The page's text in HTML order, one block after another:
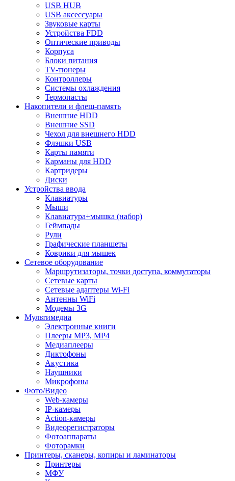
USB HUB
USB аксессуары
Звуковые карты
Устройства FDD
Оптические приводы
Корпуса
Блоки питания
TV-тюнеры
Контроллеры
Системы охлаждения
Термопасты
Накопители и флеш-память
Внешние HDD
Внешние SSD
Чехол для внешнего HDD
Флэшки USB
Карты памяти
Карманы для HDD
Картридеры
Диски
Устройства ввода
Клавиатуры
Мыши
Клавиатура+мышка (набор)
Геймпады
Рули
Графические планшеты
Коврики для мышек
Сетевое оборудование
Маршрутизаторы, точки доступа, коммутаторы
Сетевые карты
Сетевые адаптеры Wi-Fi
Антенны WiFi
Модемы 3G
Мультимедиа
Электронные книги
Плееры MP3, MP4
Медиаплееры
Диктофоны
Акустика
Наушники
Микрофоны
Фото/Видео
Web-камеры
IP-камеры
Action-камеры
Видеорегистраторы
Фотоаппараты
Фоторамки
Принтеры, сканеры, копиры и ламинаторы
Принтеры
МФУ